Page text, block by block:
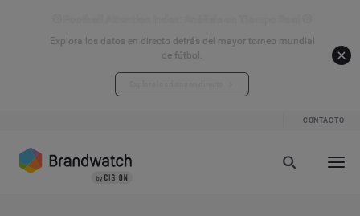
Explora los datos en directo detrás del mayor torneo mundial
de fútbol.
CONTACTO